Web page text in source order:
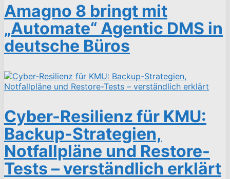
Amagno 8 bringt mit
„Automate“ Agentic DMS in
deutsche Büros
Cyber-Resilienz für KMU:
Backup-Strategien,
Notfallpläne und Restore-
Tests – verständlich erklärt